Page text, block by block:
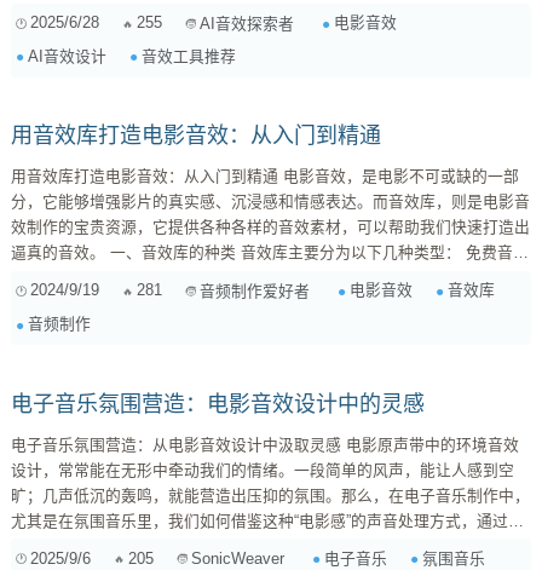
是一款专业的音频编辑和母带处理软件，它集成了 AI 驱动的工具，可以极
大地提高你的工作效率。Acoustica 的频谱编辑功能非常强大，可以让你精
确地修复音频中的问题，比如去除噪音、嗡嗡声等。更厉害的是，它还支持
2025/6/28 255 AI音效探索者
电影音效
AI音效设计
音效工具推荐
用音效库打造电影音效：从入门到精通
用音效库打造电影音效：从入门到精通 电影音效，是电影不可或缺的一部
分，它能够增强影片的真实感、沉浸感和情感表达。而音效库，则是电影音
效制作的宝贵资源，它提供各种各样的音效素材，可以帮助我们快速打造出
逼真的音效。 一、音效库的种类 音效库主要分为以下几种类型： 免费音效
FreeSound、SoundBible、AudioJungle等。 付费音效库: 这些音效库提...
2024/9/19 281 音频制作爱好者 电影音效
音效库
音频制作
电子音乐氛围营造：电影音效设计中的灵感
电子音乐氛围营造：从电影音效设计中汲取灵感 电影原声带中的环境音效
设计，常常能在无形中牵动我们的情绪。一段简单的风声，能让人感到空
旷；几声低沉的轰鸣，就能营造出压抑的氛围。那么，在电子音乐制作中，
尤其是在氛围音乐里，我们如何借鉴这种“电影感”的声音处理方式，通过精
2025/9/6 205 SonicWeaver 电子音乐
氛围音乐